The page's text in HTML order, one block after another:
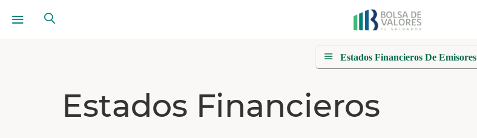
Estados Financieros De Emisores
Estados Financieros